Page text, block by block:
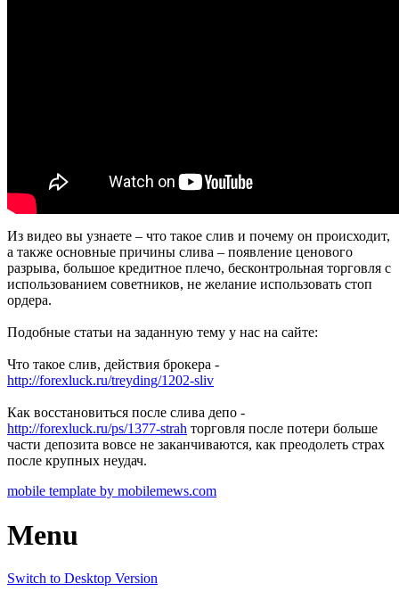
Из видео вы узнаете – что такое слив и почему он происходит,
а также основные причины слива – появление ценового
разрыва, большое кредитное плечо, бесконтрольная торговля с
использованием советников, не желание использовать стоп
ордера.
Подобные статьи на заданную тему у нас на сайте:
Что такое слив, действия брокера -
http://forexluck.ru/treyding/1202-sliv
Как восстановиться после слива депо -
http://forexluck.ru/ps/1377-strah торговля после потери больше
части депозита вовсе не заканчиваются, как преодолеть страх
после крупных неудач.
mobile template by mobilemews.com
Menu
Switch to Desktop Version